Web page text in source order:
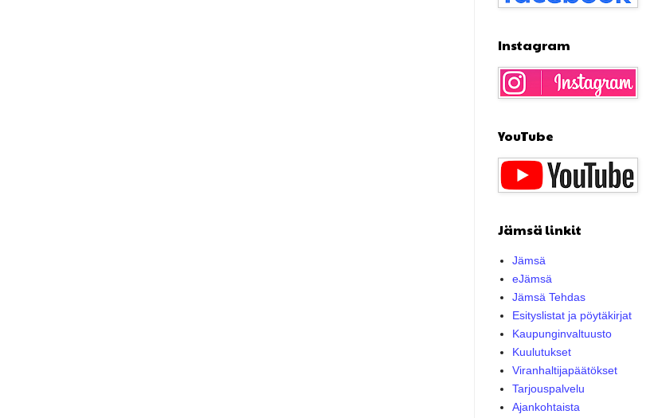
Instagram
YouTube
Jämsä linkit
Jämsä
eJämsä
Jämsä Tehdas
Esityslistat ja pöytäkirjat
Kaupunginvaltuusto
Kuulutukset
Viranhaltijapäätökset
Tarjouspalvelu
Ajankohtaista